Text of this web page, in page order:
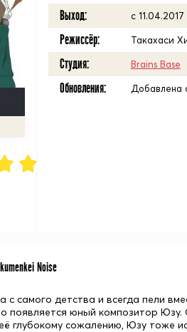
Выход: c
Режиссёр: Такахаси
Студия: Brains Base
Обновления: Добавлена
Noise
самого детства и всегда пели
появляется юный композитор Юзу.
глубокому сожалению, Юзу тоже